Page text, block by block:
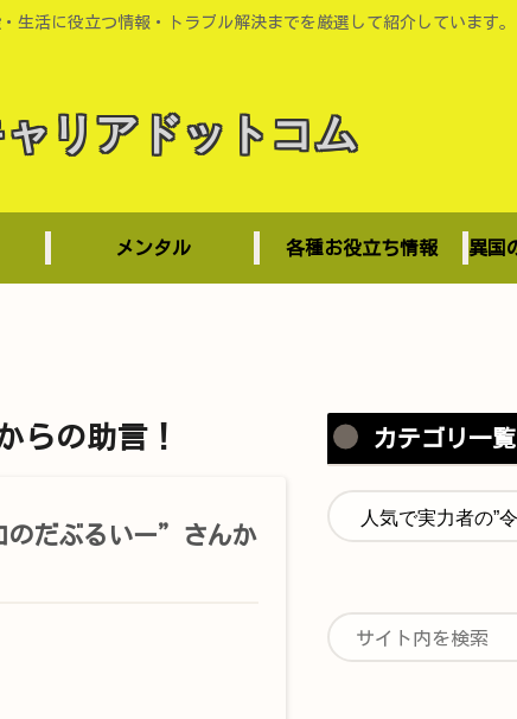
生活に役立つ情報・トラブル解決までを厳選して紹介しています。
リアドットコム
メンタル 各種お役立ち情報
らの助言！
だぶるいー”さんか
カテゴリ一覧